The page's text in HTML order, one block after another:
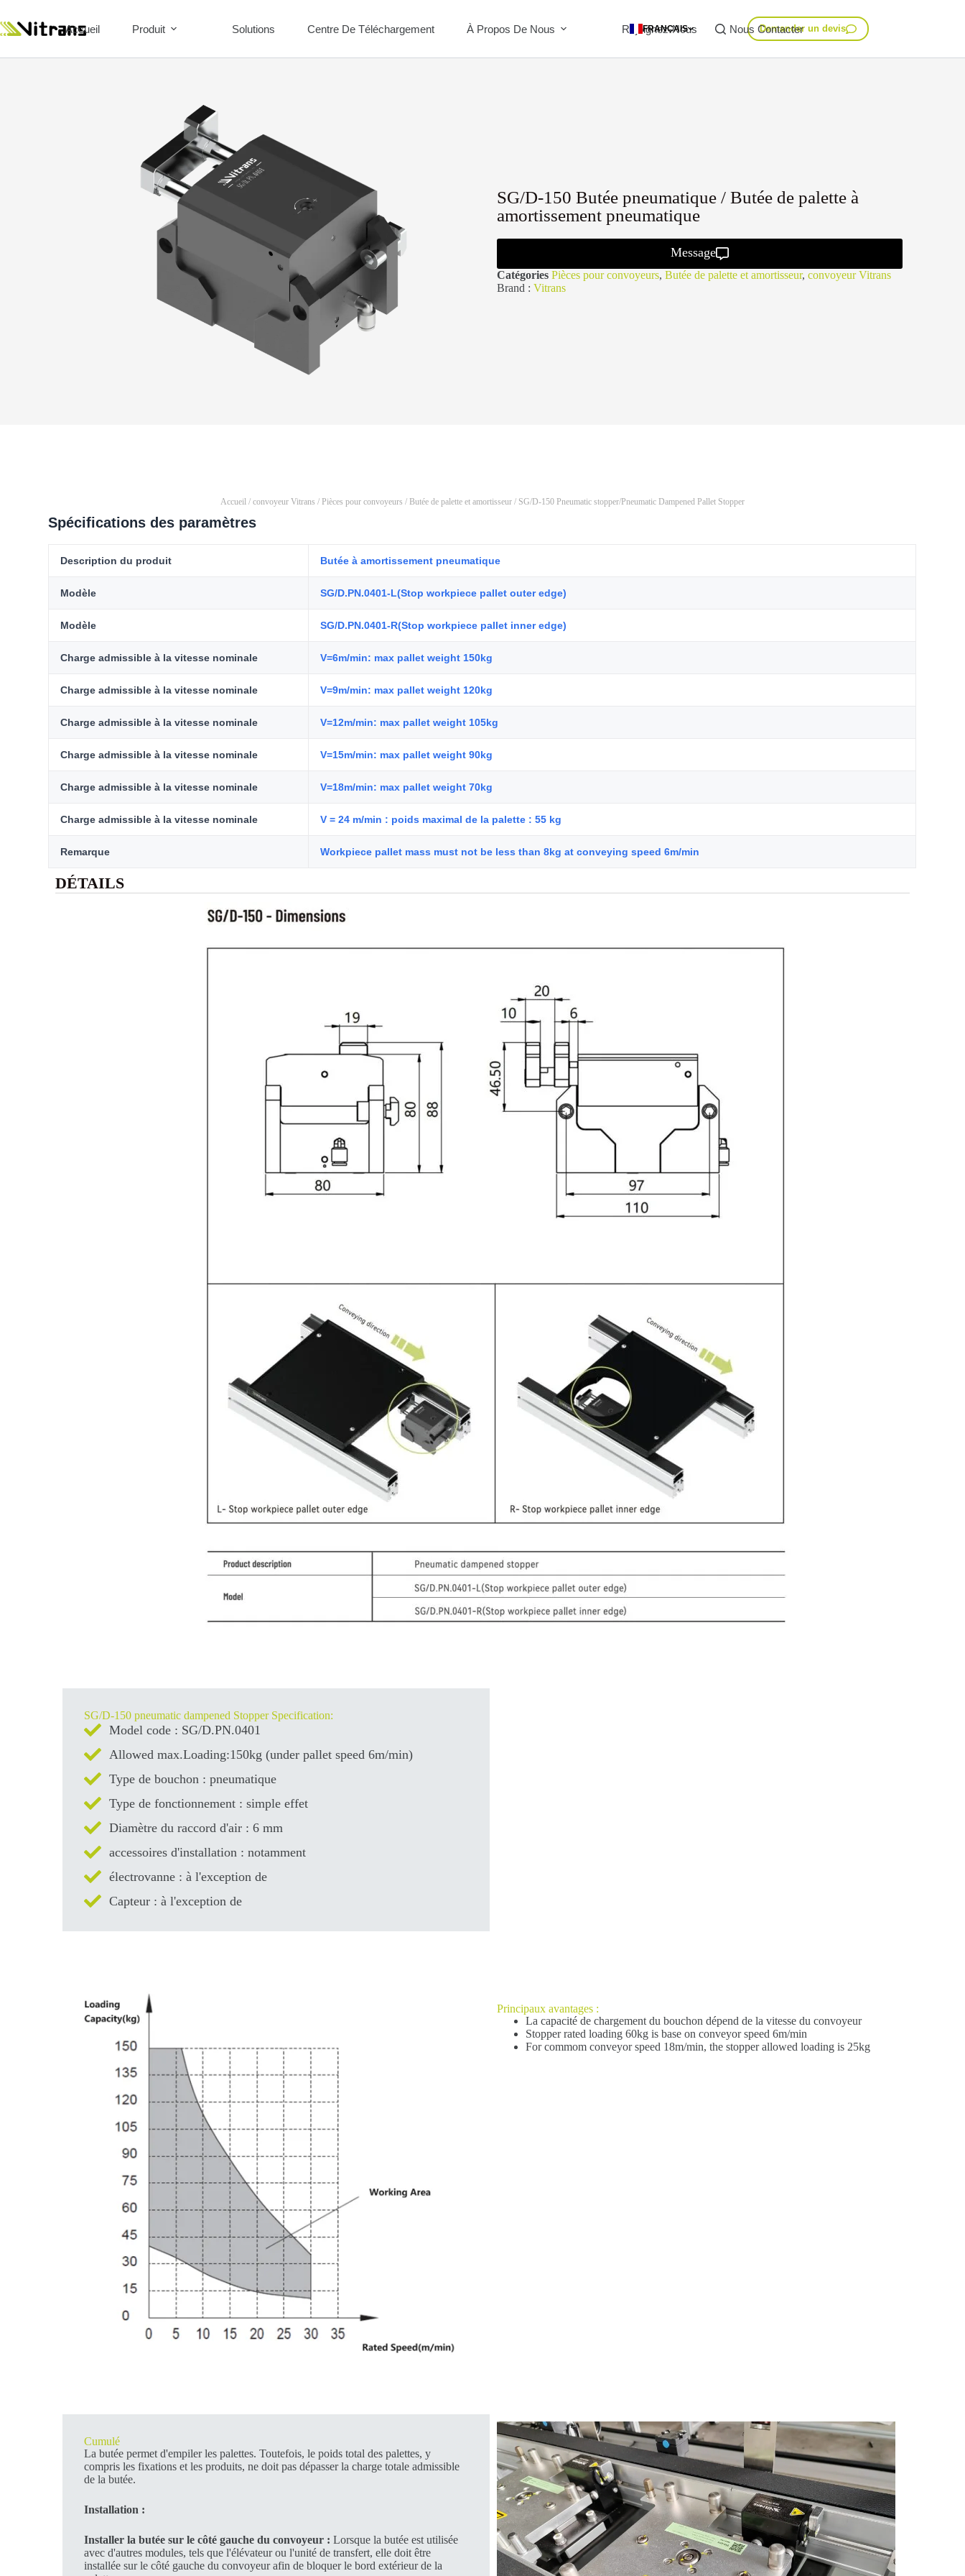
Accueil Produit Solutions Centre De Téléchargement À Propos De Nous Rejoignez-Nous Nous Contacter
FRANÇAIS Demander un devis
SG/D-150 Butée pneumatique / Butée de palette à
amortissement pneumatique
Message
Catégories Pièces pour convoyeurs, Butée de palette et amortisseur, convoyeur Vitrans
Brand : Vitrans
Accueil / convoyeur Vitrans / Pièces pour convoyeurs / Butée de palette et amortisseur / SG/D-150 Pneumatic stopper/Pneumatic Dampened Pallet Stopper
Spécifications des paramètres
Description du produit Butée à amortissement pneumatique
Modèle SG/D.PN.0401-L(Stop workpiece pallet outer edge)
Modèle SG/D.PN.0401-R(Stop workpiece pallet inner edge)
Charge admissible à la vitesse nominale V=6m/min: max pallet weight 150kg
Charge admissible à la vitesse nominale V=9m/min: max pallet weight 120kg
Charge admissible à la vitesse nominale V=12m/min: max pallet weight 105kg
Charge admissible à la vitesse nominale V=15m/min: max pallet weight 90kg
Charge admissible à la vitesse nominale V=18m/min: max pallet weight 70kg
Charge admissible à la vitesse nominale V = 24 m/min : poids maximal de la palette : 55 kg
Remarque Workpiece pallet mass must not be less than 8kg at conveying speed 6m/min
DÉTAILS
SG/D-150 pneumatic dampened Stopper Specification:
Model code : SG/D.PN.0401
Allowed max.Loading:150kg (under pallet speed 6m/min)
Type de bouchon : pneumatique
Type de fonctionnement : simple effet
Diamètre du raccord d'air : 6 mm
accessoires d'installation : notamment
électrovanne : à l'exception de
Capteur : à l'exception de
Principaux avantages :
La capacité de chargement du bouchon dépend de la vitesse du convoyeur
Stopper rated loading 60kg is base on conveyor speed 6m/min
For commom conveyor speed 18m/min, the stopper allowed loading is 25kg
Cumulé
La butée permet d'empiler les palettes. Toutefois, le poids total des palettes, y
compris les fixations et les produits, ne doit pas dépasser la charge totale admissible
de la butée.
Installation :
Installer la butée sur le côté gauche du convoyeur : Lorsque la butée est utilisée
avec d'autres modules, tels que l'élévateur ou l'unité de transfert, elle doit être
installée sur le côté gauche du convoyeur afin de bloquer le bord extérieur de la